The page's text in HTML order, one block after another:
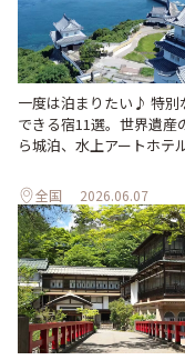
一度は泊まりたい♪ 特別
できる宿11選。世界遺産
ら城泊、水上アートホテ
全国 2026.06.07